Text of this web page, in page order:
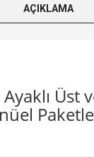
AÇIKLAMA
Üst